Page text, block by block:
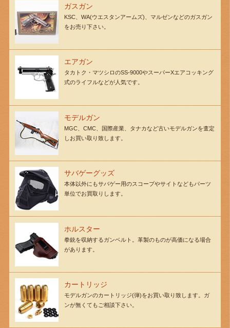
ガスガン
KSC、WA(ウエスタンアームズ)、マルゼンなどのガスガン
をお売り下さい。
エアガン
タカトク・マツシロのSS-9000やスーパーXエアコッキング
式のライフルなどが人気です。
モデルガン
MGC、CMC、国際産業、タナカなど古いモデルガンを査定
しお買い取り致します。
サバゲーグッズ
本体以外にもサバゲー用のスコープやサイトなどもパーツ
単位でお買取りします。
ホルスター
拳銃を収納するガンベルト。革製のものが高価になる場合
があります。
カートリッジ
モデルガンのカートリッジ(弾)をお買い取り致します。ガ
ンが無くてもご相談下さい。